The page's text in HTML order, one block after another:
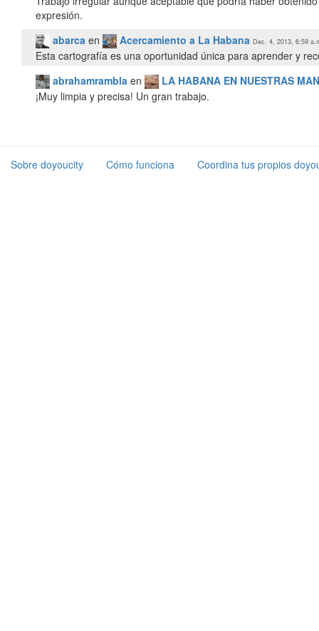
expresión.
abarca en Acercamiento a La Habana Dec. 4, 2013, 6:59
Esta cartografía es una oportunidad única para aprender y
abrahamrambla en
LA HABANA EN NUESTRAS
Sobre doyoucity Cómo funciona Coordina tus propios